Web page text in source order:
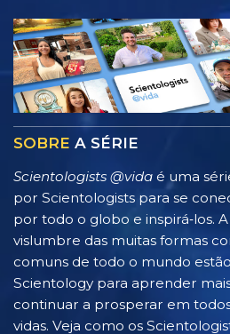
SOBRE A SÉRIE
Scientologists @vida é uma
por Scientologists para se
por todo o globo e inspirá‑los.
vislumbre das muitas formas
comuns de todo o mundo
Scientology para aprender
continuar a prosperar em
vidas. Veja como os